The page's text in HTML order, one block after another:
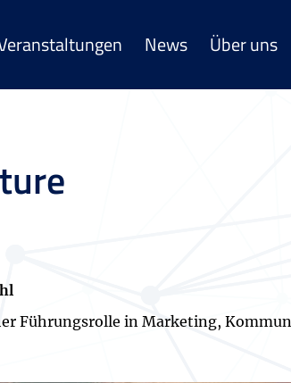
News Über uns
Führungsrolle in Marketing,